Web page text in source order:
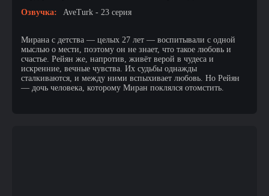
Озвучка:
AveTurk - 23 серия
Мирана с детства — целых 27 лет — воспитывали с одной
мыслью о мести, поэтому он не знает, что такое любовь и
счастье. Рейян же, напротив, живёт верой в чудеса и
искренние, вечные чувства. Их судьбы однажды
сталкиваются, и между ними вспыхивает любовь. Но Рейян
— дочь человека, которому Миран поклялся отомстить.